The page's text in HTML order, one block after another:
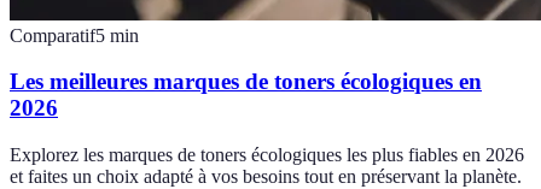
Comparatif5 min
Les meilleures marques de toners écologiques en
2026
Explorez les marques de toners écologiques les plus fiables en 2026
et faites un choix adapté à vos besoins tout en préservant la planète.